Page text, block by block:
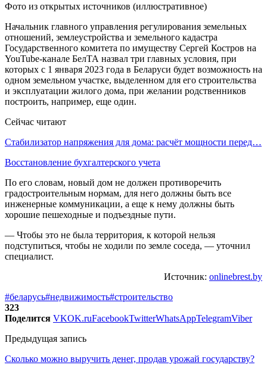
Фото из открытых источников (иллюстративное)
Начальник главного управления регулирования земельных
отношений, землеустройства и земельного кадастра
Государственного комитета по имуществу Сергей Костров на
YouTube-канале БелТА назвал три главных условия, при
которых с 1 января 2023 года в Беларуси будет возможность на
одном земельном участке, выделенном для его строительства
и эксплуатации жилого дома, при желании родственников
построить, например, еще один.
Сейчас читают
Стабилизатор напряжения для дома: расчёт мощности перед…
Восстановление бухгалтерского учета
По его словам, новый дом не должен противоречить
градостроительным нормам, для него должны быть все
инженерные коммуникации, а еще к нему должны быть
хорошие пешеходные и подъездные пути.
— Чтобы это не была территория, к которой нельзя
подступиться, чтобы не ходили по земле соседа, — уточнил
специалист.
Источник: onlinebrest.by
#беларусь#недвижимость#строительство
323
Поделится VKOK.ruFacebookTwitterWhatsAppTelegramViber
Предыдущая запись
Сколько можно выручить денег, продав урожай государству?